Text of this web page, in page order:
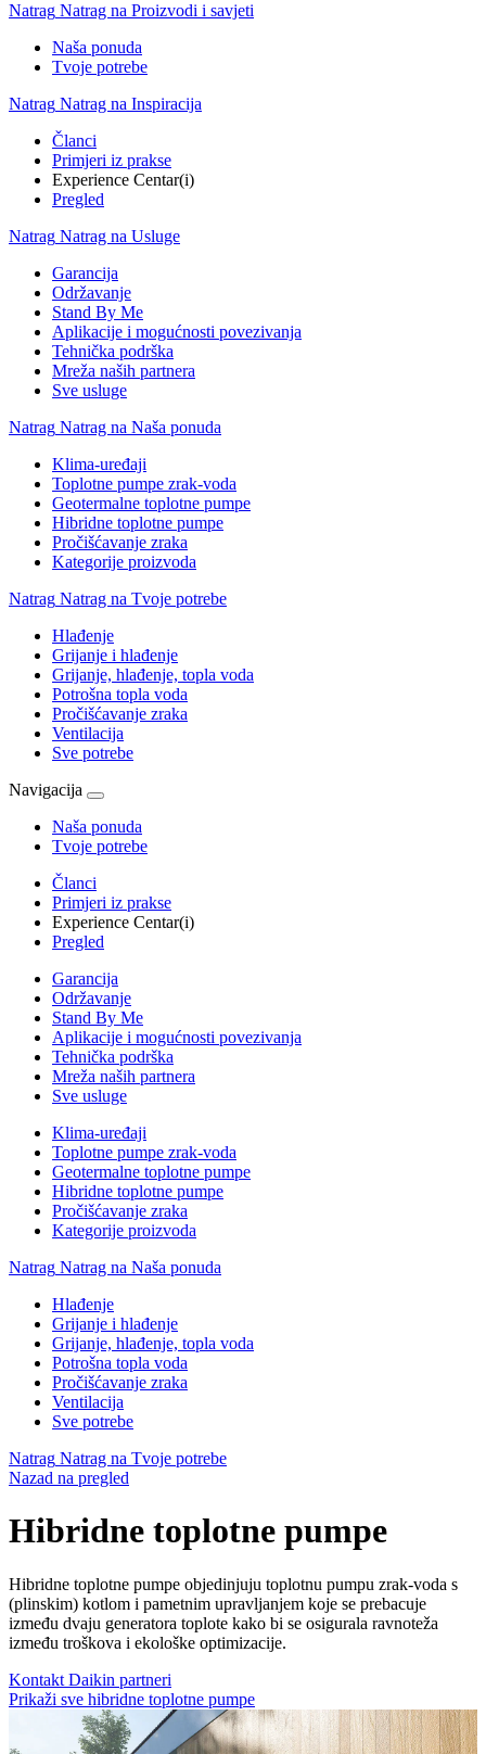
Natrag Natrag na Proizvodi i savjeti
Naša ponuda
Tvoje potrebe
Natrag Natrag na Inspiracija
Članci
Primjeri iz prakse
Experience Centar(i)
Pregled
Natrag Natrag na Usluge
Garancija
Održavanje
Stand By Me
Aplikacije i mogućnosti povezivanja
Tehnička podrška
Mreža naših partnera
Sve usluge
Natrag Natrag na Naša ponuda
Klima-uređaji
Toplotne pumpe zrak-voda
Geotermalne toplotne pumpe
Hibridne toplotne pumpe
Pročišćavanje zraka
Kategorije proizvoda
Natrag Natrag na Tvoje potrebe
Hlađenje
Grijanje i hlađenje
Grijanje, hlađenje, topla voda
Potrošna topla voda
Pročišćavanje zraka
Ventilacija
Sve potrebe
Navigacija
Naša ponuda
Tvoje potrebe
Članci
Primjeri iz prakse
Experience Centar(i)
Pregled
Garancija
Održavanje
Stand By Me
Aplikacije i mogućnosti povezivanja
Tehnička podrška
Mreža naših partnera
Sve usluge
Klima-uređaji
Toplotne pumpe zrak-voda
Geotermalne toplotne pumpe
Hibridne toplotne pumpe
Pročišćavanje zraka
Kategorije proizvoda
Natrag Natrag na Naša ponuda
Hlađenje
Grijanje i hlađenje
Grijanje, hlađenje, topla voda
Potrošna topla voda
Pročišćavanje zraka
Ventilacija
Sve potrebe
Natrag Natrag na Tvoje potrebe
Nazad na pregled
Hibridne toplotne pumpe
Hibridne toplotne pumpe objedinjuju toplotnu pumpu zrak-voda s
(plinskim) kotlom i pametnim upravljanjem koje se prebacuje
između dvaju generatora toplote kako bi se osigurala ravnoteža
između troškova i ekološke optimizacije.
Kontakt Daikin partneri
Prikaži sve hibridne toplotne pumpe